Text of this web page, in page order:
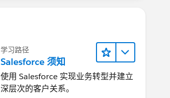
学习路径
Salesforce 须知
使用 Salesforce 实现业务转型并建立
深层次的客户关系。